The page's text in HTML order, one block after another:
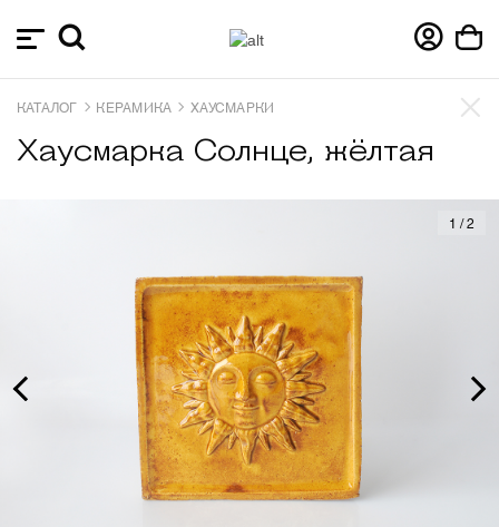
КАТАЛОГ КЕРАМИКА ХАУСМАРКИ
Хаусмарка Солнце, жёлтая
1 /2